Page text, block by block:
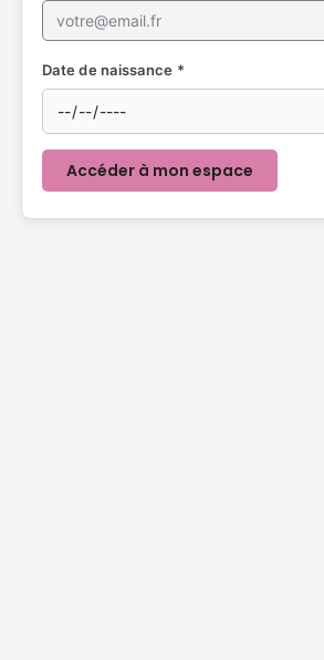
Date de naissance *
Accéder à mon espace